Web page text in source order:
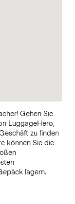
Gehen Sie
LuggageHero,
zu finden
können Sie die
lagern.